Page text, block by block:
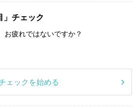
」チェック
お疲れではないですか？
ェックを始める